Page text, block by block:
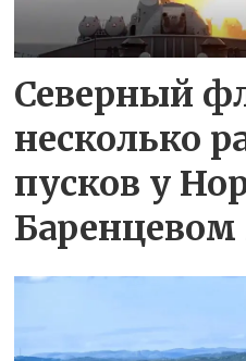
Северный
несколько
пусков у